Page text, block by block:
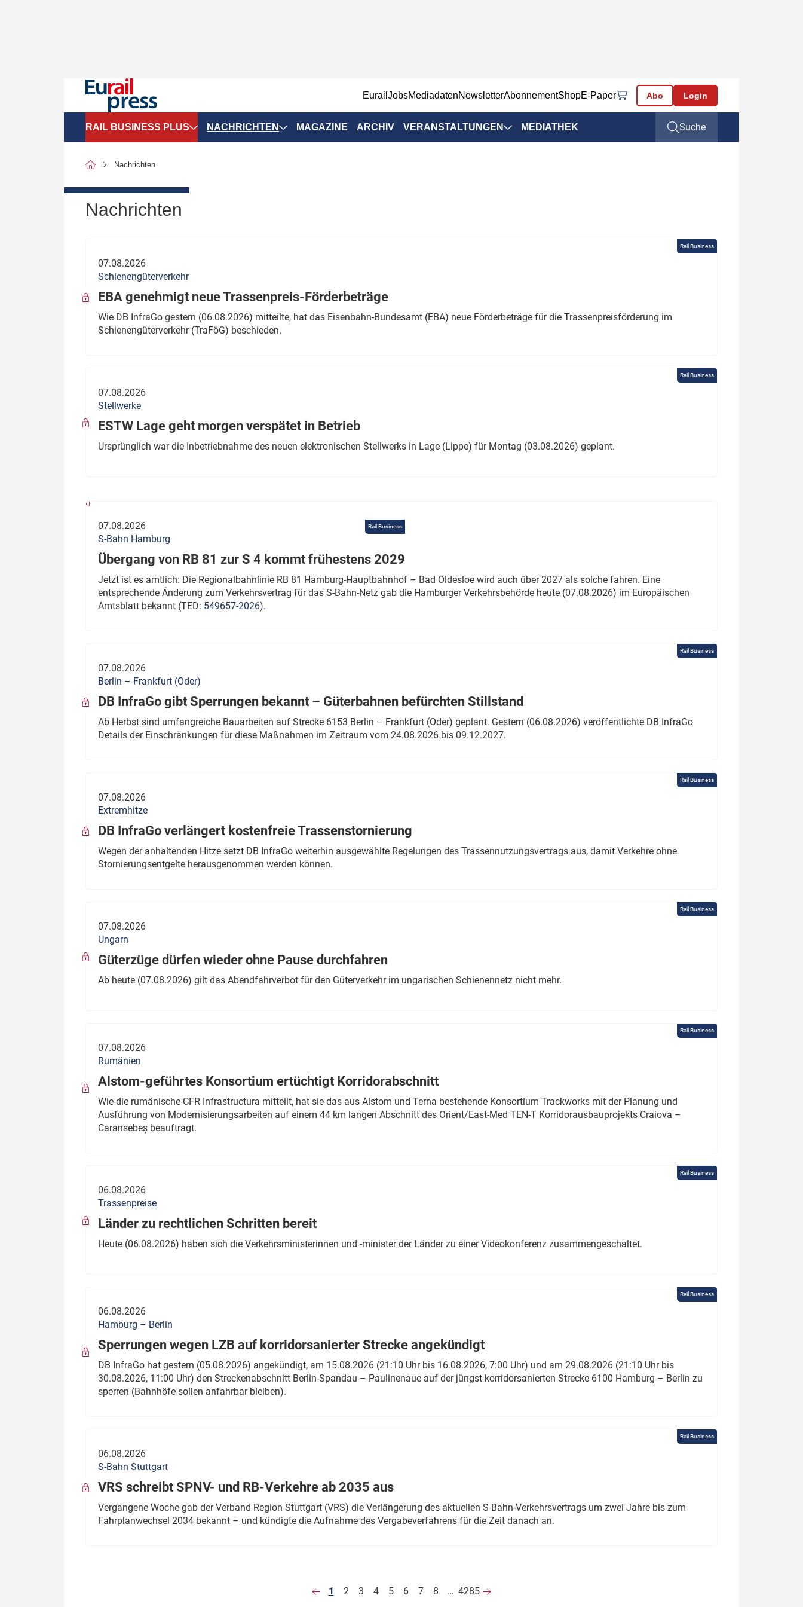
EurailJobsMediadatenNewsletterAbonnementShopE-Paper Abo Login
RAIL BUSINESS PLUS
SPNV-Marktdaten
Politik
Verbände: Wer spricht für
wen?
Thema des Monats
Dossier: Generalsanierung
Dossier: ETCS
NACHRICHTEN
Infrastruktur & Ausrüstung
ÖPNV
MAGAZINE ARCHIV VERANSTALTUNGEN MEDIATHEK Suche
Nachrichten
Nachrichten
Rail Business
07.08.2026
Schienengüterverkehr
EBA genehmigt neue Trassenpreis-Förderbeträge
Wie DB InfraGo gestern (06.08.2026) mitteilte, hat das Eisenbahn-Bundesamt (EBA) neue Förderbeträge für die Trassenpreisförderung im
Schienengüterverkehr (TraFöG) beschieden.
Rail Business
07.08.2026
Stellwerke
ESTW Lage geht morgen verspätet in Betrieb
Ursprünglich war die Inbetriebnahme des neuen elektronischen Stellwerks in Lage (Lippe) für Montag (03.08.2026) geplant.
Rail Business
07.08.2026
S-Bahn Hamburg
Übergang von RB 81 zur S 4 kommt frühestens 2029
Jetzt ist es amtlich: Die Regionalbahnlinie RB 81 Hamburg-Hauptbahnhof – Bad Oldesloe wird auch über 2027 als solche fahren. Eine
entsprechende Änderung zum Verkehrsvertrag für das S-Bahn-Netz gab die Hamburger Verkehrsbehörde heute (07.08.2026) im Europäischen
Amtsblatt bekannt (TED: 549657-2026).
Rail Business
07.08.2026
Berlin – Frankfurt (Oder)
DB InfraGo gibt Sperrungen bekannt – Güterbahnen befürchten Stillstand
Ab Herbst sind umfangreiche Bauarbeiten auf Strecke 6153 Berlin – Frankfurt (Oder) geplant. Gestern (06.08.2026) veröffentlichte DB InfraGo
Details der Einschränkungen für diese Maßnahmen im Zeitraum vom 24.08.2026 bis 09.12.2027.
Rail Business
07.08.2026
Extremhitze
DB InfraGo verlängert kostenfreie Trassenstornierung
Wegen der anhaltenden Hitze setzt DB InfraGo weiterhin ausgewählte Regelungen des Trassennutzungsvertrags aus, damit Verkehre ohne
Stornierungsentgelte herausgenommen werden können.
Rail Business
07.08.2026
Ungarn
Güterzüge dürfen wieder ohne Pause durchfahren
Ab heute (07.08.2026) gilt das Abendfahrverbot für den Güterverkehr im ungarischen Schienennetz nicht mehr.
Rail Business
07.08.2026
Rumänien
Alstom-geführtes Konsortium ertüchtigt Korridorabschnitt
Wie die rumänische CFR Infrastructura mitteilt, hat sie das aus Alstom und Terna bestehende Konsortium Trackworks mit der Planung und
Ausführung von Modernisierungsarbeiten auf einem 44 km langen Abschnitt des Orient/East-Med TEN-T Korridorausbauprojekts Craiova –
Caransebeș beauftragt.
Rail Business
06.08.2026
Trassenpreise
Länder zu rechtlichen Schritten bereit
Heute (06.08.2026) haben sich die Verkehrsministerinnen und -minister der Länder zu einer Videokonferenz zusammengeschaltet.
Rail Business
06.08.2026
Hamburg – Berlin
Sperrungen wegen LZB auf korridorsanierter Strecke angekündigt
DB InfraGo hat gestern (05.08.2026) angekündigt, am 15.08.2026 (21:10 Uhr bis 16.08.2026, 7:00 Uhr) und am 29.08.2026 (21:10 Uhr bis
30.08.2026, 11:00 Uhr) den Streckenabschnitt Berlin-Spandau – Paulinenaue auf der jüngst korridorsanierten Strecke 6100 Hamburg – Berlin zu
sperren (Bahnhöfe sollen anfahrbar bleiben).
Rail Business
06.08.2026
S-Bahn Stuttgart
VRS schreibt SPNV- und RB-Verkehre ab 2035 aus
Vergangene Woche gab der Verband Region Stuttgart (VRS) die Verlängerung des aktuellen S-Bahn-Verkehrsvertrags um zwei Jahre bis zum
Fahrplanwechsel 2034 bekannt – und kündigte die Aufnahme des Vergabeverfahrens für die Zeit danach an.
1 2 3 4 5 6 7 8 … 4285